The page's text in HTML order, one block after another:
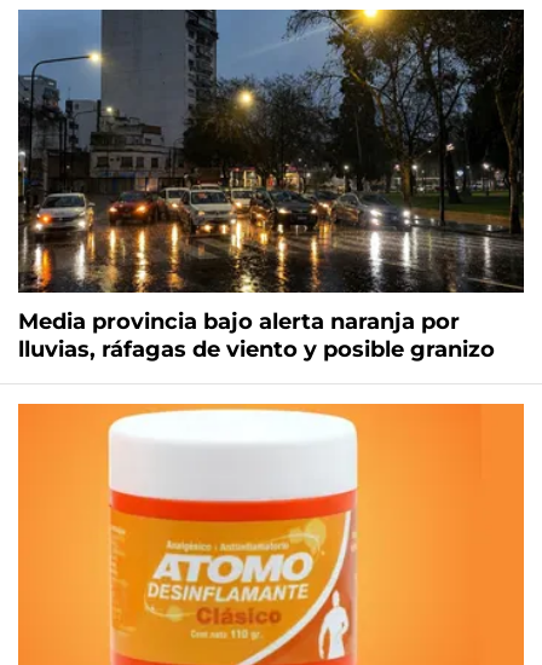
Media provincia bajo alerta naranja por
lluvias, ráfagas de viento y posible granizo